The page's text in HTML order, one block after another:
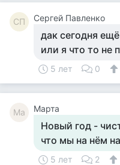
СП Сергей Павленко
дак сегодня
или я что то не
5 лет 0
Ма Марта
Новый год -
что мы на нём
5 лет 2